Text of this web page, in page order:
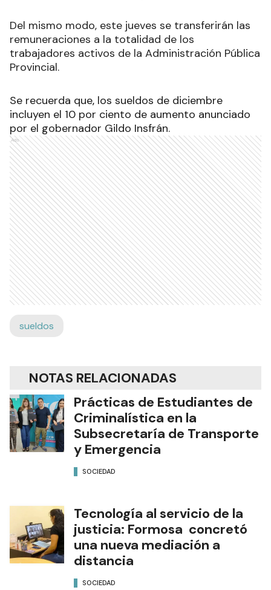
Del mismo modo, este jueves se transferirán las
remuneraciones a la totalidad de los
trabajadores activos de la Administración Pública
Provincial.
Se recuerda que, los sueldos de diciembre
incluyen el 10 por ciento de aumento anunciado
por el gobernador Gildo Insfrán.
Ads
sueldos
NOTAS RELACIONADAS
Prácticas de Estudiantes de
Criminalística en la
Subsecretaría de Transporte
y Emergencia
SOCIEDAD
Tecnología al servicio de la
justicia: Formosa concretó
una nueva mediación a
distancia
SOCIEDAD